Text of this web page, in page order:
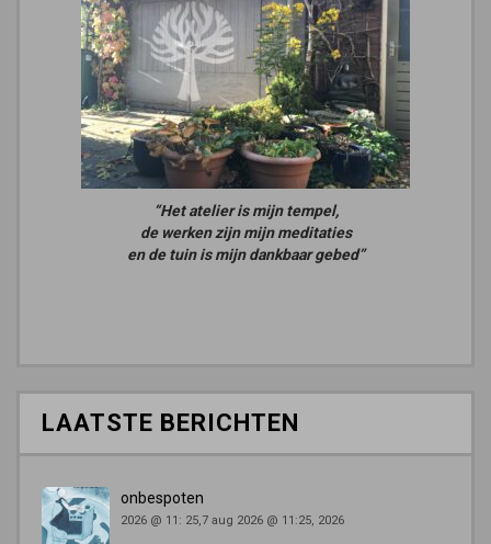
“Het atelier is mijn tempel,
de werken zijn mijn meditaties
en de tuin is mijn dankbaar gebed”
LAATSTE BERICHTEN
onbespoten
2026 @ 11: 25,7 aug 2026 @ 11:25, 2026